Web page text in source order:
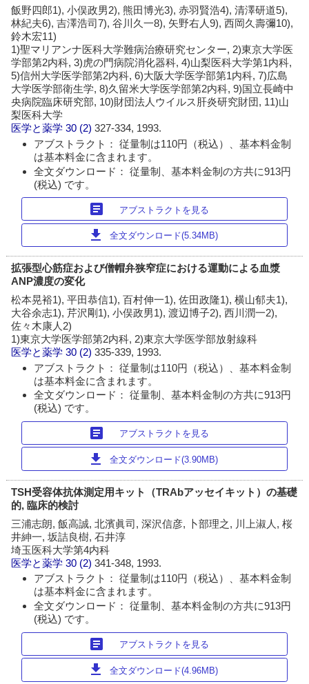
飯野四郎1), 小俣政男2), 熊田博光3), 赤羽賢浩4), 清澤研道5),
林紀夫6), 吉澤浩司7), 谷川久一8), 矢野右人9), 西岡久壽彌10),
鈴木宏11)
1)聖マリアンナ医科大学難病治療研究センター, 2)東京大学医
学部第2内科, 3)虎の門病院消化器科, 4)山梨医科大学第1内科,
5)信州大学医学部第2内科, 6)大阪大学医学部第1内科, 7)広島
大学医学部衛生学, 8)久留米大学医学部第2内科, 9)国立長崎中
央病院臨床研究部, 10)財団法人ウイルス肝炎研究財団, 11)山
梨医科大学
医学と薬学 30 (2)327-334, 1993.
アブストラクト： 従量制は110円（税込）、基本料金制
は基本料金に含まれます。
全文ダウンロード： 従量制、基本料金制の方共に913円
(税込) です。
article アブストラクトを見る
download 全文ダウンロード(5.34MB)
拡張型心筋症および僧帽弁狭窄症における運動による血漿
ANP濃度の変化
松本晃裕1), 平田恭信1), 百村伸一1), 佐田政隆1), 横山郁夫1),
大谷余志1), 芹沢剛1), 小俣政男1), 渡辺博子2), 西川潤一2),
佐々木康人2)
1)東京大学医学部第2内科, 2)東京大学医学部放射線科
医学と薬学 30 (2)335-339, 1993.
アブストラクト： 従量制は110円（税込）、基本料金制
は基本料金に含まれます。
全文ダウンロード： 従量制、基本料金制の方共に913円
(税込) です。
article アブストラクトを見る
download 全文ダウンロード(3.90MB)
TSH受容体抗体測定用キット（TRAbアッセイキット）の基礎
的, 臨床的検討
三浦志朗, 飯高誠, 北濱眞司, 深沢信彦, 卜部理之, 川上淑人, 桜
井紳一, 坂詰良樹, 石井淳
埼玉医科大学第4内科
医学と薬学 30 (2)341-348, 1993.
アブストラクト： 従量制は110円（税込）、基本料金制
は基本料金に含まれます。
全文ダウンロード： 従量制、基本料金制の方共に913円
(税込) です。
article アブストラクトを見る
download 全文ダウンロード(4.96MB)